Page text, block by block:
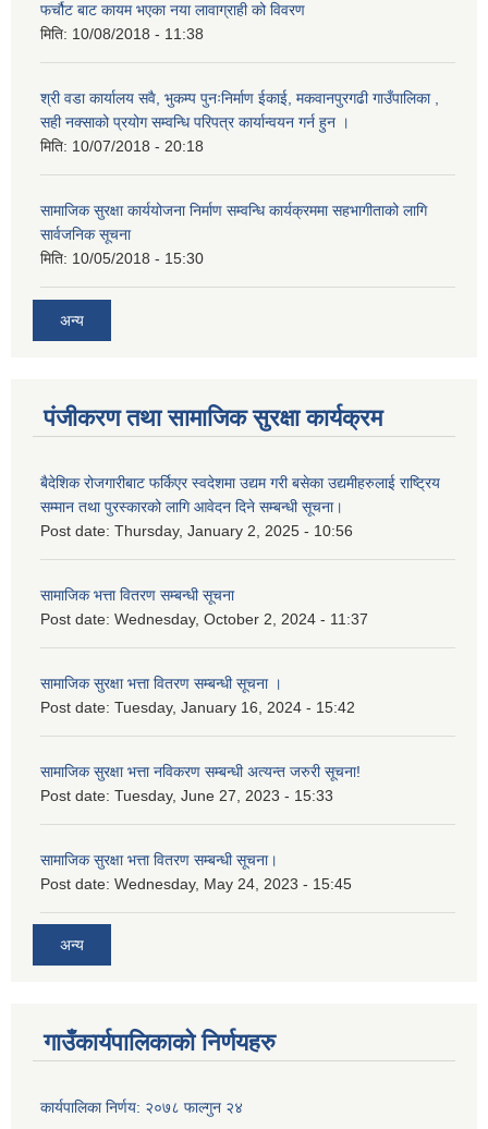
फर्चौट बाट कायम भएका नया लावाग्राही को विवरण
मिति: 10/08/2018 - 11:38
श्री वडा कार्यालय सवै, भुकम्प पुनःनिर्माण ईकाई, मकवानपुरगढी गाउँपालिका ,
सही नक्साको प्रयोग सम्वन्धि परिपत्र कार्यान्वयन गर्न हुन ।
मिति: 10/07/2018 - 20:18
सामाजिक सुरक्षा कार्ययोजना निर्माण सम्वन्धि कार्यक्रममा सहभागीताको लागि
सार्वजनिक सूचना
मिति: 10/05/2018 - 15:30
अन्य
पंजीकरण तथा सामाजिक सुरक्षा कार्यक्रम
बैदेशिक रोजगारीबाट फर्किएर स्वदेशमा उद्यम गरी बसेका उद्यमीहरुलाई राष्‍ट्रिय
सम्मान तथा पुरस्कारको लागि आवेदन दिने सम्बन्धी सूचना।
Post date: Thursday, January 2, 2025 - 10:56
सामाजिक भत्ता वितरण सम्बन्धी सूचना
Post date: Wednesday, October 2, 2024 - 11:37
सामाजिक सुरक्षा भत्ता वितरण सम्बन्धी सूचना ।
Post date: Tuesday, January 16, 2024 - 15:42
सामाजिक सुरक्षा भत्ता नविकरण सम्बन्धी अत्यन्त जरुरी सूचना!
Post date: Tuesday, June 27, 2023 - 15:33
सामाजिक सुरक्षा भत्ता वितरण सम्बन्धी सूचना।
Post date: Wednesday, May 24, 2023 - 15:45
अन्य
गाउँकार्यपालिकाको निर्णयहरु
कार्यपालिका निर्णय: २०७८ फाल्गुन २४